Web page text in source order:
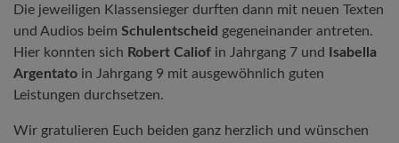
Die jeweiligen Klassensieger durften dann mit neuen Texten
und Audios beim Schulentscheid gegeneinander antreten.
Hier konnten sich Robert Caliof in Jahrgang 7 und Isabella
Argentato in Jahrgang 9 mit ausgewöhnlich guten
Leistungen durchsetzen.
Wir gratulieren Euch beiden ganz herzlich und wünschen